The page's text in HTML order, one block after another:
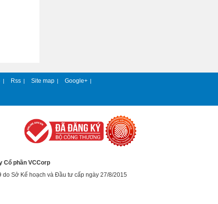
| Rss | Site map | Google+ |
Cổ phần VCCorp
Sở Kế hoạch và Đầu tư cấp ngày 27/8/2015